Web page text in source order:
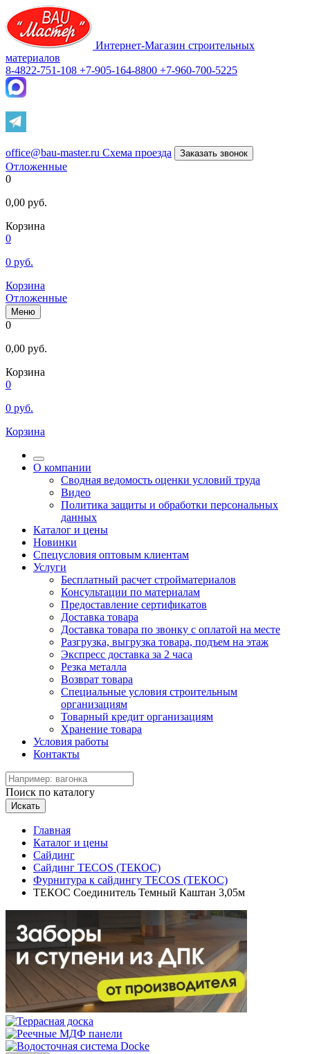
Интернет-Магазин строительных
материалов
8-4822-751-108 +7-905-164-8800 +7-960-700-5225
office@bau-master.ru Схема проезда Заказать звонок
Отложенные
0
0,00 руб.
Корзина
0
0 руб.
Корзина
Отложенные
Меню
0
0,00 руб.
Корзина
0
0 руб.
Корзина
О компании
Сводная ведомость оценки условий труда
Видео
Политика защиты и обработки персональных
данных
Каталог и цены
Новинки
Спецусловия оптовым клиентам
Услуги
Бесплатный расчет стройматериалов
Консультации по материалам
Предоставление сертификатов
Доставка товара
Доставка товара по звонку с оплатой на месте
Разгрузка, выгрузка товара, подъем на этаж
Экспресс доставка за 2 часа
Резка металла
Возврат товара
Специальные условия строительным
организациям
Товарный кредит организациям
Хранение товара
Условия работы
Контакты
Поиск по каталогу
Искать
Главная
Каталог и цены
Сайдинг
Сайдинг TECOS (ТЕКОС)
Фурнитура к сайдингу TECOS (ТЕКОС)
ТЕКОС Соединитель Темный Каштан 3,05м